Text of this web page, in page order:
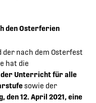
den Osterferien
der nach dem Osterfest
hat die
der Unterricht für alle
sowie der
den 12. April 2021, eine